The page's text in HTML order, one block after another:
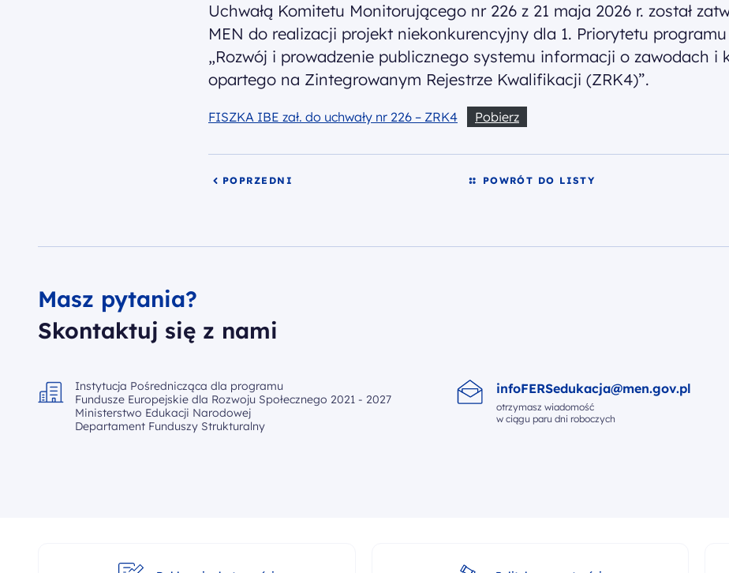
Uchwałą Komitetu Monitorującego nr 226 z 21 maja 2026 r. został
MEN do realizacji projekt niekonkurencyjny dla 1. Priorytetu programu
„Rozwój i prowadzenie publicznego systemu informacji o zawodach i
opartego na Zintegrowanym Rejestrze Kwalifikacji (ZRK4)”.
FISZKA IBE zał. do uchwały nr 226 – ZRK4 Pobierz
POPRZEDNI POWRÓT DO LISTY
Masz pytania?
Skontaktuj się z nami
Instytucja Pośrednicząca dla programu
Fundusze Europejskie dla Rozwoju Społecznego 2021 - 2027
Ministerstwo Edukacji Narodowej
Departament Funduszy Strukturalny
infoFERSedukacja@men.gov.pl
otrzymasz wiadomość
w ciągu paru dni roboczych